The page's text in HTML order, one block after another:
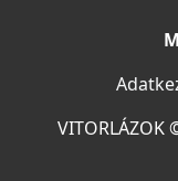
VITORLÁZOK